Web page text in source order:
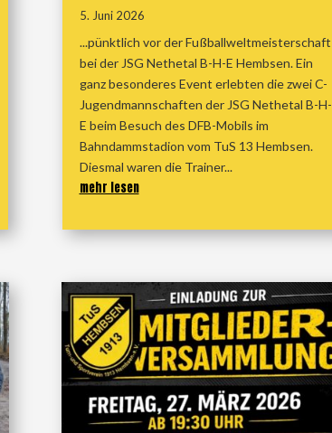
5. Juni 2026
...pünktlich vor der Fußballweltmeisterschaft
bei der JSG Nethetal B-H-E Hembsen. Ein
ganz besonderes Event erlebten die zwei C-
Jugendmannschaften der JSG Nethetal B-H-
E beim Besuch des DFB-Mobils im
Bahndammstadion vom TuS 13 Hembsen.
Diesmal waren die Trainer...
mehr lesen